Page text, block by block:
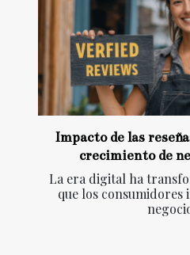
Impacto de las
crecimiento de
La era digital ha
que los